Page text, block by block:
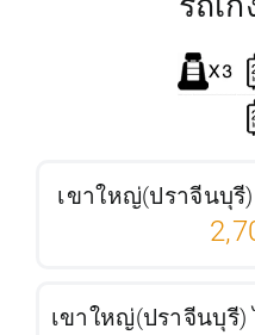
เขาใหญ่(ปราจีนบุรี
เขาใหญ่(ปราจีนบุรี)